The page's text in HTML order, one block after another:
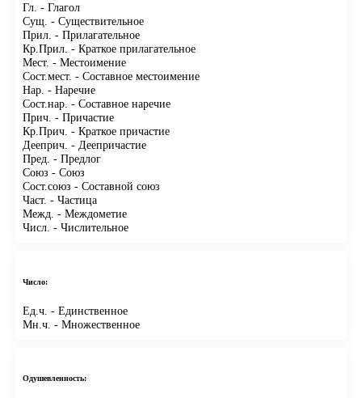
Гл. - Глагол
Сущ. - Существительное
Прил. - Прилагательное
Кр.Прил. - Краткое прилагательное
Мест. - Местоимение
Сост.мест. - Составное местоимение
Нар. - Наречие
Сост.нар. - Составное наречие
Прич. - Причастие
Кр.Прич. - Краткое причастие
Дееприч. - Деепричастие
Пред. - Предлог
Союз - Союз
Сост.союз - Составной союз
Част. - Частица
Межд. - Междометие
Числ. - Числительное
Число:
Ед.ч. - Единственное
Мн.ч. - Множественное
Одушевленность: